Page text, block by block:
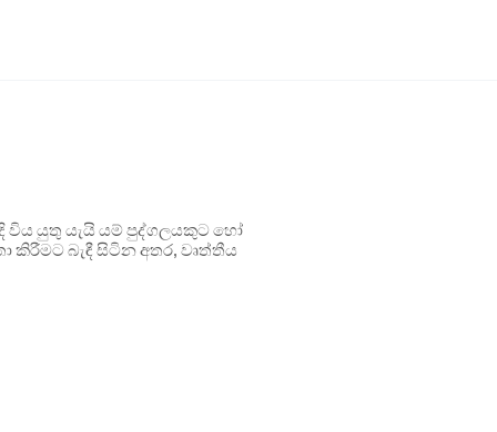
යුතු යැයි යම් පුද්ගලයකුට හෝ
කිරීමට බැඳී සිටින අතර, වෘත්තීය